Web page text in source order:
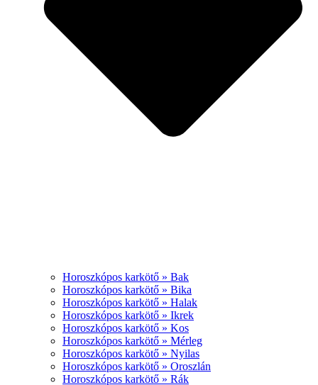
Horoszkópos karkötő » Bak
Horoszkópos karkötő » Bika
Horoszkópos karkötő » Halak
Horoszkópos karkötő » Ikrek
Horoszkópos karkötő » Kos
Horoszkópos karkötő » Mérleg
Horoszkópos karkötő » Nyilas
Horoszkópos karkötő » Oroszlán
Horoszkópos karkötő » Rák